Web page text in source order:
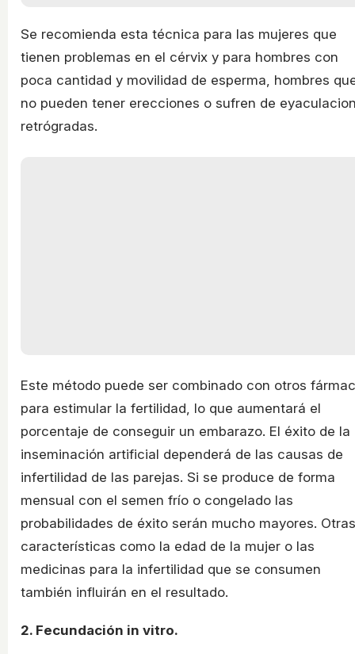
Se recomienda esta técnica para las mujeres que
tienen problemas en el cérvix y para hombres con
poca cantidad y movilidad de esperma, hombres
no pueden tener erecciones o sufren de
retrógradas.
Este método puede ser combinado con otros
para estimular la fertilidad, lo que aumentará el
porcentaje de conseguir un embarazo. El éxito de la
inseminación artificial dependerá de las causas de
infertilidad de las parejas. Si se produce de forma
mensual con el semen frío o congelado las
probabilidades de éxito serán mucho mayores. Otras
características como la edad de la mujer o las
medicinas para la infertilidad que se consumen
también influirán en el resultado.
2. Fecundación in vitro.